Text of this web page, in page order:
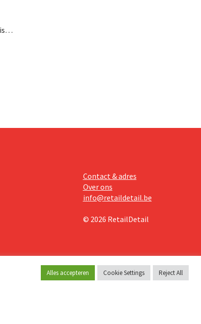
in
Contact & adres
Over ons
info@retaildetail.be
© 2026 RetailDetail
Alles accepteren Cookie Settings Reject All